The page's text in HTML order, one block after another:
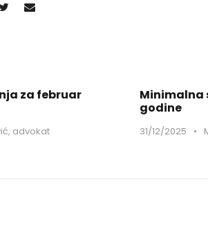
za februar
advokat
Minimalna
godine
31/12/2025 •